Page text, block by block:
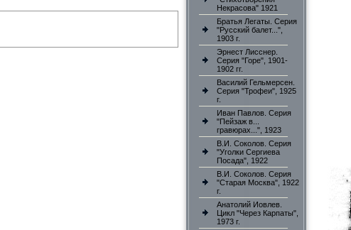
Некрасова" 1921
Братья Легаты. Серия
"Русский балет...",
1903 г.
Эрнест Лисснер.
Серия "Горе", 1901-
1902 гг.
Василий Гельмерсен.
Серия "Трофеи", 1925
г.
Иван Павлов. Серия
"Пейзаж в...
гравюрах...", 1923
В.И. Соколов. Серия
"Уголки Сергиева
Посада", 1922
В.И. Соколов. Серия
"Старая Москва", 1922
г.
Анатолий Иовлев.
Цикл "Через Карпаты",
1973 г.